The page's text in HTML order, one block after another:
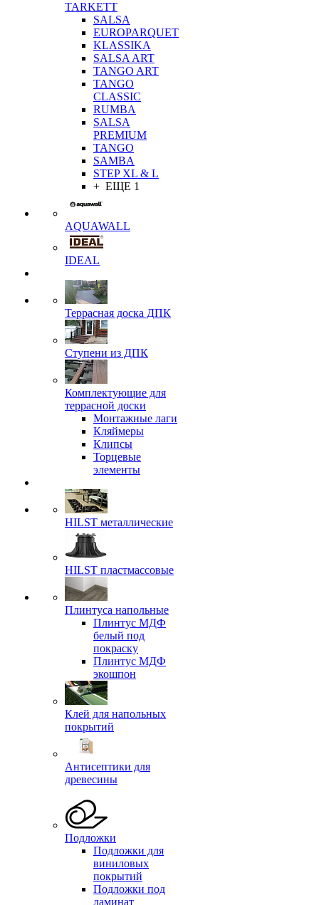
TARKETT
SALSA
EUROPARQUET
KLASSIKA
SALSA ART
TANGO ART
TANGO
CLASSIC
RUMBA
SALSA
PREMIUM
TANGO
SAMBA
STEP XL & L
+ ЕЩЕ 1
AQUAWALL
IDEAL
Террасная доска ДПК
Ступени из ДПК
Комплектующие для
террасной доски
Монтажные лаги
Кляймеры
Клипсы
Торцевые
элементы
HILST металлические
HILST пластмассовые
Плинтуса напольные
Плинтус МДФ
белый под
покраску
Плинтус МДФ
экошпон
Клей для напольных
покрытий
Антисептики для
древесины
Подложки
Подложки для
виниловых
покрытий
Подложки под
ламинат